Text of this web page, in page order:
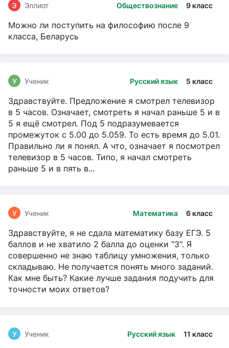
Обществознание 9 класс
Э Эллиот
Можно ли поступить на философию после 9
класса, Беларусь
Русский язык 5 класс
У Ученик
Здравствуйте. Предложение я смотрел телевизор
в 5 часов. Означает, смотреть я начал раньше 5 и в
5 я ещё смотрел. Под 5 подразумевается
промежуток с 5.00 до 5.059. То есть время до 5.01.
Правильно ли я понял. А что, означает я посмотрел
телевизор в 5 часов. Типо, я начал смотреть
раньше 5 и в пять в...
Математика 6 класс
У Ученик
Здравствуйте, я не сдала математику базу ЕГЭ. 5
баллов и не хватило 2 балла до оценки "3". Я
совершенно не знаю таблицу умножения, только
складываю. Не получается понять много заданий.
Как мне быть? Какие лучше задания подучить для
точности моих ответов?
Русский язык 11 класс
У Ученик